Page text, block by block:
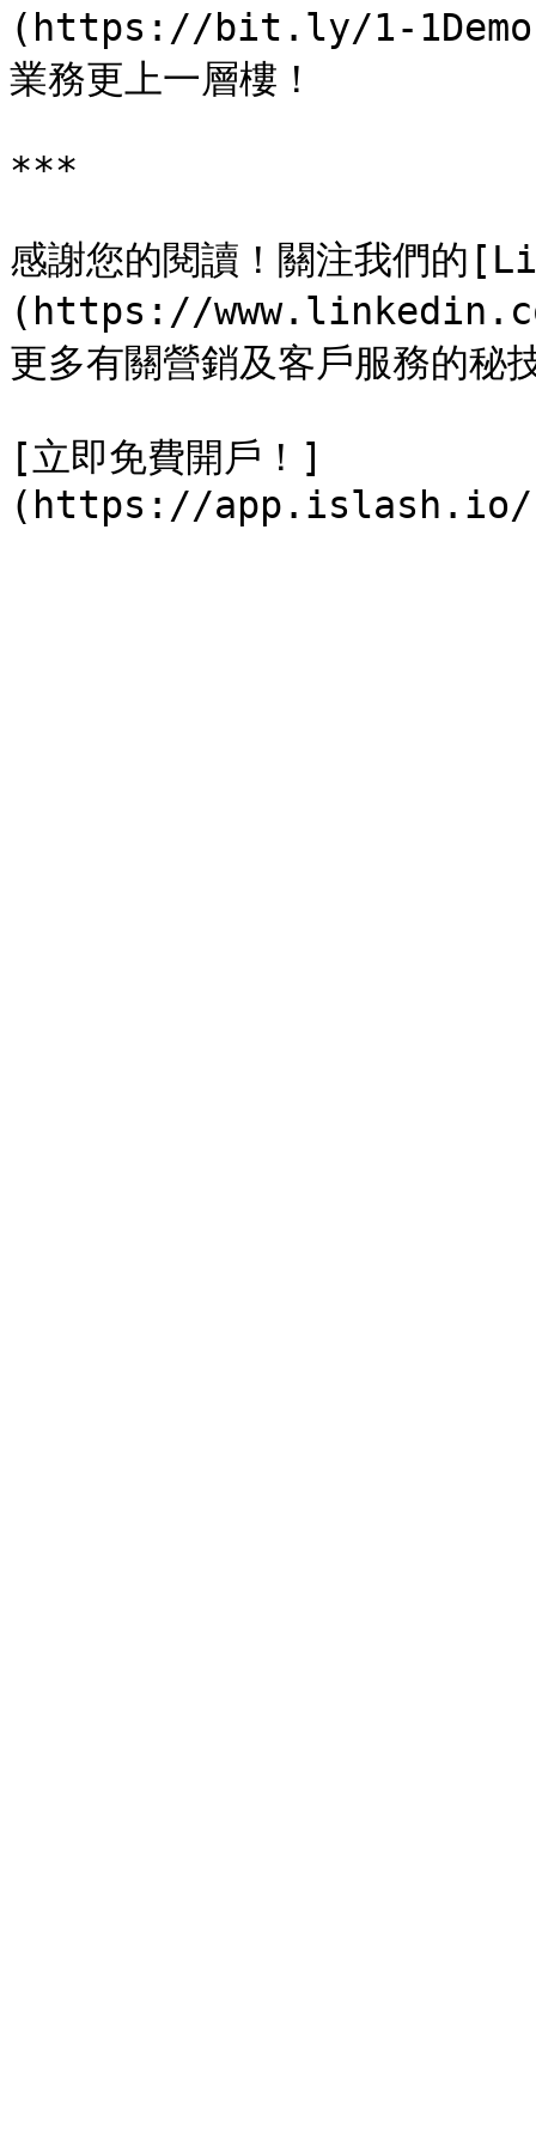
(https://bit.ly/1-1Demo)，
業務更上一層樓！
***
感謝您的閱讀！關注我們的
(https://
更多有關營銷及客戶服務的秘
[立即免費開戶！]